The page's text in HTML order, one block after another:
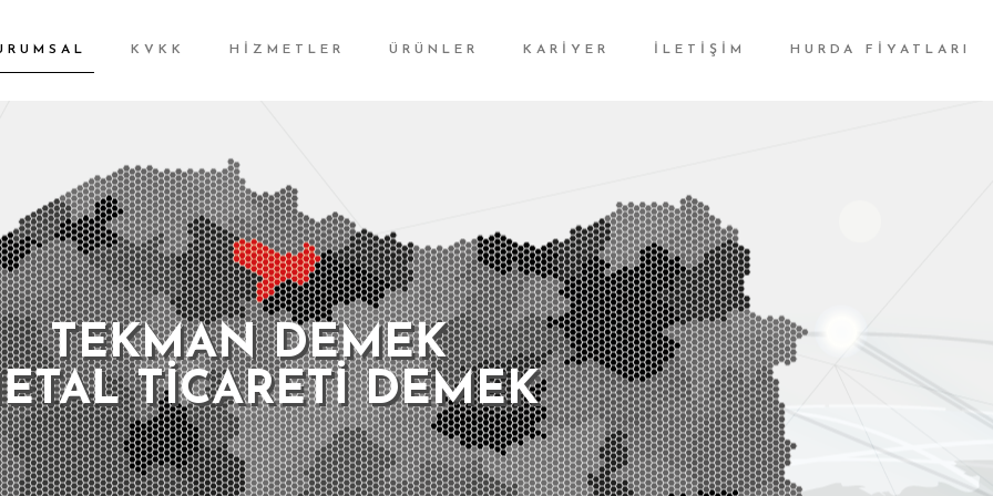
KVKK HİZMETLER ÜRÜNLER KARİYER İLETİŞİM HURDA FİYATLARI
TEKMAN DEMEK
TİCARETİ DEMEK